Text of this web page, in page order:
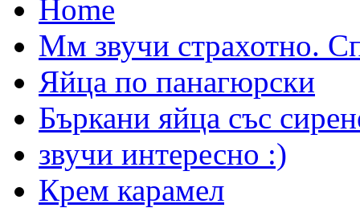
Home
Мм звучи страхотно.
Яйца по панагюрски
Бъркани яйца със
звучи интересно :)
Крем карамел